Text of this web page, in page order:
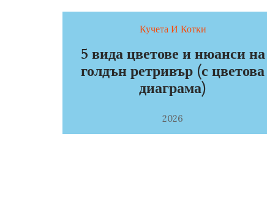
Кучета И Котки
5 вида цветове и нюанси на
голдън ретривър (с цветова
диаграма)
2026